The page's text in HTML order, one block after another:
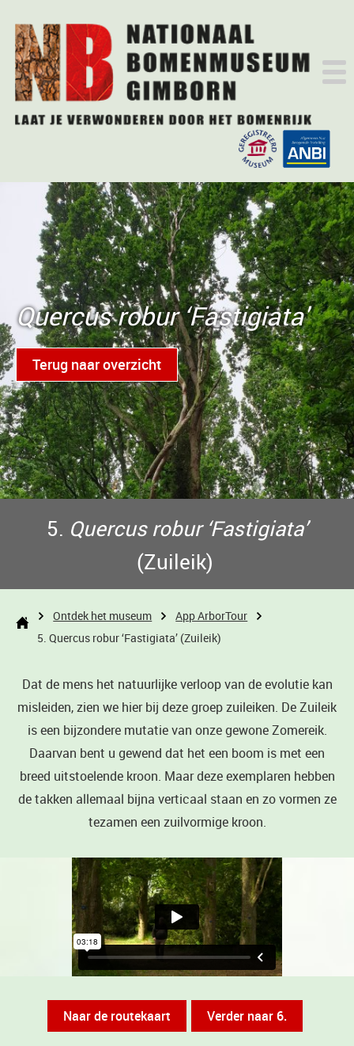
Quercus robur ‘Fastigiata'
Terug naar overzicht
5. Quercus robur ‘Fastigiata’
(Zuileik)
Ontdek het museum
App ArborTour
5. Quercus robur ‘Fastigiata’ (Zuileik)
Dat de mens het natuurlijke verloop van de evolutie kan
misleiden, zien we hier bij deze groep zuileiken. De Zuileik
is een bijzondere mutatie van onze gewone Zomereik.
Daarvan bent u gewend dat het een boom is met een
breed uitstoelende kroon. Maar deze exemplaren hebben
de takken allemaal bijna verticaal staan en zo vormen ze
tezamen een zuilvormige kroon.
Naar de routekaart Verder naar 6.